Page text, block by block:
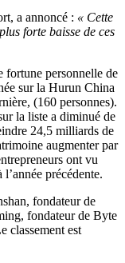
a annoncé : « Cette
forte baisse de ces
fortune personnelle de
sur la Hurun China
(160 personnes).
la liste a diminué de
24,5 milliards de
augmenter par
ont vu
précédente.
fondateur de
fondateur de Byte
classement est